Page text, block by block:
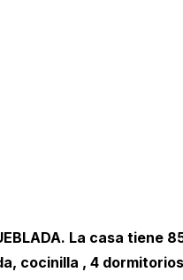
La casa tiene
cocinilla , 4